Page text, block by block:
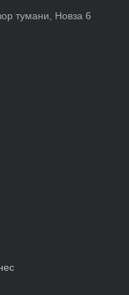
тумани, Новза 6